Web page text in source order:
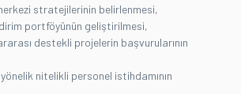
stratejilerinin belirlenmesi,
portföyünün geliştirilmesi,
destekli projelerin başvurularının
nitelikli personel istihdamının